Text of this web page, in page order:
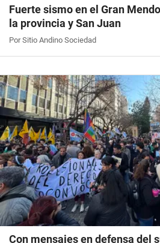
Fuerte sismo en el Gran
la provincia y San Juan
Por Sitio Andino Sociedad
Con mensajes en defensa del